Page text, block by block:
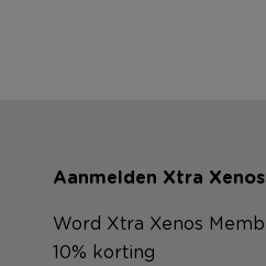
Aanmelden Xtra Xenos
Word Xtra Xenos
10% korting